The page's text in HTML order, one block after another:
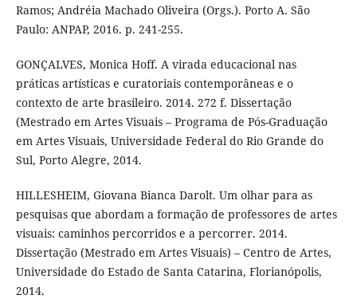
Ramos; Andréia Machado Oliveira (Orgs.). Porto A. São
Paulo: ANPAP, 2016. p. 241-255.
GONÇALVES, Monica Hoff. A virada educacional nas
práticas artísticas e curatoriais contemporâneas e o
contexto de arte brasileiro. 2014. 272 f. Dissertação
(Mestrado em Artes Visuais – Programa de Pós-Graduação
em Artes Visuais, Universidade Federal do Rio Grande do
Sul, Porto Alegre, 2014.
HILLESHEIM, Giovana Bianca Darolt. Um olhar para as
pesquisas que abordam a formação de professores de artes
visuais: caminhos percorridos e a percorrer. 2014.
Dissertação (Mestrado em Artes Visuais) – Centro de Artes,
Universidade do Estado de Santa Catarina, Florianópolis,
2014.